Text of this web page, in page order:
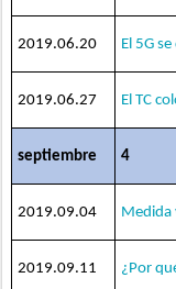
2019.06.20 El 5G
2019.06.27 El TC
septiembre 4
2019.09.04 Medida
2019.09.11 ¿Por